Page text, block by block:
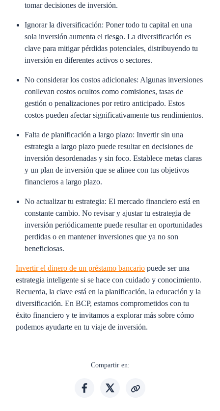
tomar decisiones de inversión.
Ignorar la diversificación: Poner todo tu capital en una
sola inversión aumenta el riesgo. La diversificación es
clave para mitigar pérdidas potenciales, distribuyendo tu
inversión en diferentes activos o sectores.
No considerar los costos adicionales: Algunas inversiones
conllevan costos ocultos como comisiones, tasas de
gestión o penalizaciones por retiro anticipado. Estos
costos pueden afectar significativamente tus rendimientos.
Falta de planificación a largo plazo: Invertir sin una
estrategia a largo plazo puede resultar en decisiones de
inversión desordenadas y sin foco. Establece metas claras
y un plan de inversión que se alinee con tus objetivos
financieros a largo plazo.
No actualizar tu estrategia: El mercado financiero está en
constante cambio. No revisar y ajustar tu estrategia de
inversión periódicamente puede resultar en oportunidades
perdidas o en mantener inversiones que ya no son
beneficiosas.
Invertir el dinero de un préstamo bancario puede ser una
estrategia inteligente si se hace con cuidado y conocimiento.
Recuerda, la clave está en la planificación, la educación y la
diversificación. En BCP, estamos comprometidos con tu
éxito financiero y te invitamos a explorar más sobre cómo
podemos ayudarte en tu viaje de inversión.
Compartir en: